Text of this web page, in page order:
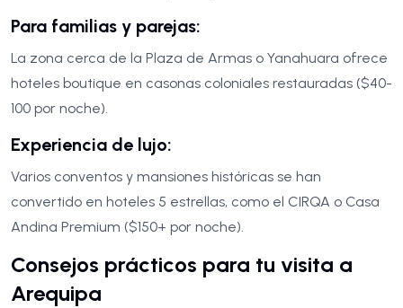
Para familias y parejas:
La zona cerca de la Plaza de Armas o Yanahuara ofrece
hoteles boutique en casonas coloniales restauradas ($40-
100 por noche).
Experiencia de lujo:
Varios conventos y mansiones históricas se han
convertido en hoteles 5 estrellas, como el CIRQA o Casa
Andina Premium ($150+ por noche).
Consejos prácticos para tu visita a
Arequipa